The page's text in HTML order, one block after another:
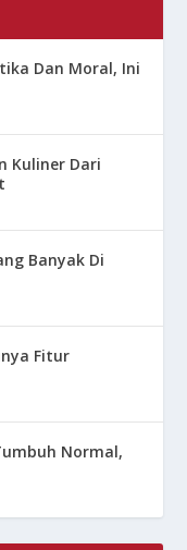
Dan Moral, Ini
Kuliner Dari
Banyak Di
Fitur
Normal,